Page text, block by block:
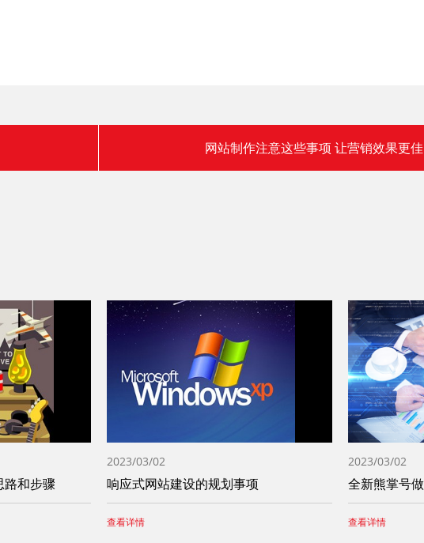
网站制作注意这些事项 让营销效果更佳
路和步骤
2023/03/02
响应式网站建设的规划事项
查看详情
2023/03/02
查看详情